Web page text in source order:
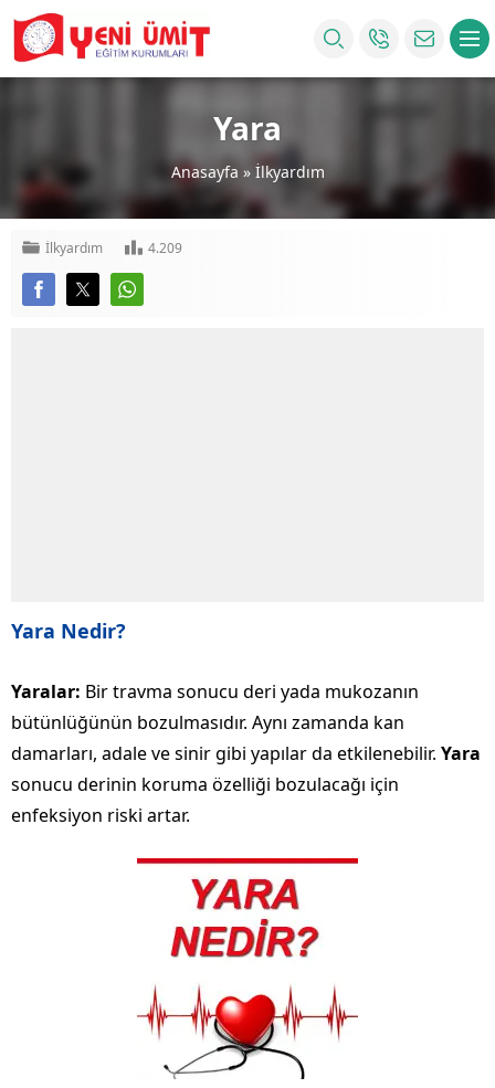
Yara
Anasayfa » İlkyardım
İlkyardım 4.209
Yara Nedir?
Yaralar: Bir travma sonucu deri yada mukozanın
bütünlüğünün bozulmasıdır. Aynı zamanda kan
damarları, adale ve sinir gibi yapılar da etkilenebilir. Yara
sonucu derinin koruma özelliği bozulacağı için
enfeksiyon riski artar.